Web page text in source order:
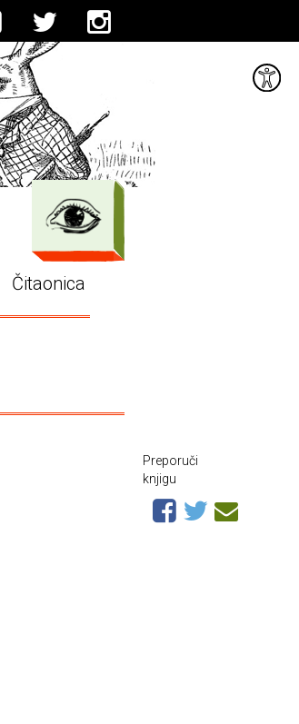
Čitaonica
Preporuči
knjigu